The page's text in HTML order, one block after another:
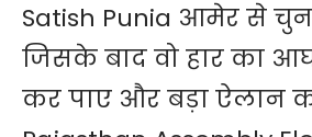
Satish Punia आमेर से
जिसके बाद वो हार का
कर पाए और ​बड़ा ऐलान